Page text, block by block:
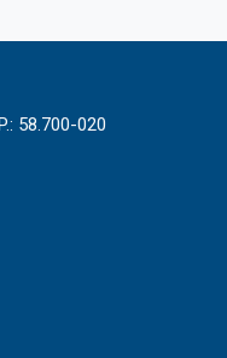
58.700-020